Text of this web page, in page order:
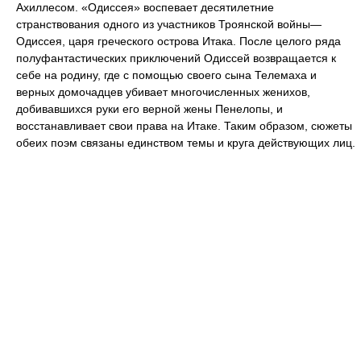
Ахиллесом. «Одиссея» воспевает десятилетние
странствования одного из участников Троянской войны—
Одиссея, царя греческого острова Итака. После целого ряда
полуфантастических приключений Одиссей возвращается к
себе на родину, где с помощью своего сына Телемаха и
верных домочадцев убивает многочисленных женихов,
добивавшихся руки его верной жены Пенелопы, и
восстанавливает свои права на Итаке. Таким образом, сюжеты
обеих поэм связаны единством темы и круга действующих лиц.